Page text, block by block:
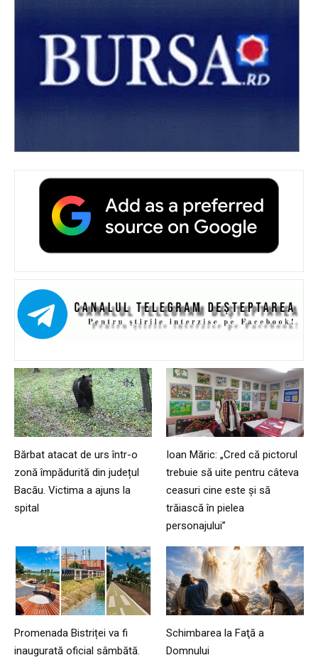
Bărbat atacat de urs într-o
zonă împădurită din județul
Bacău. Victima a ajuns la
spital
Ioan Măric: „Cred că pictorul
trebuie să uite pentru câteva
ceasuri cine este și să
trăiască în pielea
personajului”
Promenada Bistriței va fi
inaugurată oficial sâmbătă.
Schimbarea la Faţă a
Domnului